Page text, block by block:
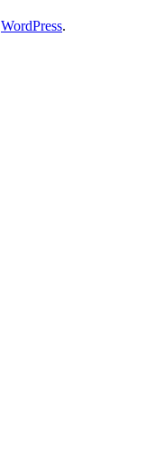
WordPress.